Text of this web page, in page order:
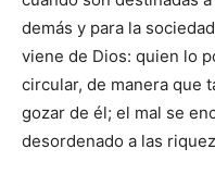
demás y para la
viene de Dios: quien lo
circular, de manera que
gozar de él; el mal se
desordenado a las